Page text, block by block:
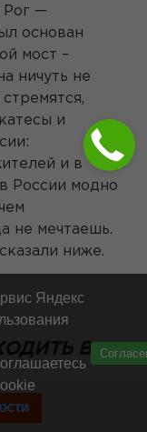
Рог —
основан
мост –
ничуть не
и
и в
России модно
не мечтаешь.
ниже.
В
–
Яндекс